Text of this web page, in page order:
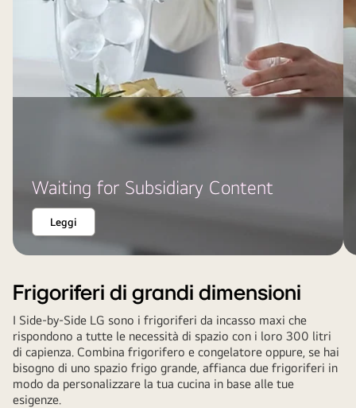
Waiting for Subsidiary Content
Leggi
Frigoriferi di grandi dimensioni
I Side-by-Side LG sono i frigoriferi da incasso maxi che
rispondono a tutte le necessità di spazio con i loro 300 litri
di capienza. Combina frigorifero e congelatore oppure, se hai
bisogno di uno spazio frigo grande, affianca due frigoriferi in
modo da personalizzare la tua cucina in base alle tue
esigenze.